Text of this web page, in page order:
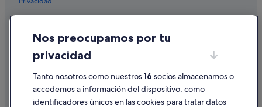
Condiciones de uso
Información legal/contacto
Pautas sobre el contenido y cómo denunciar contenido
Ayuda
Nos preocupamos por tu
privacidad
Tanto nosotros como nuestros16 socios almacenamos o
accedemos a información del dispositivo, como
identificadores únicos en las cookies para tratar datos